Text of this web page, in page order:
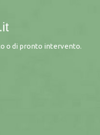
o di pronto intervento.